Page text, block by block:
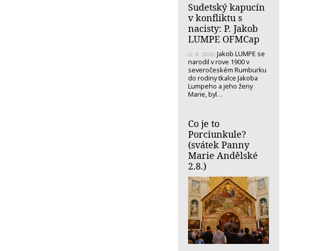
Sudetský kapucín
v konfliktu s
nacisty: P. Jakob
LUMPE OFMCap
(2. 8. 2026) Jakob LUMPE se
narodil v rove 1900 v
severočeském Rumburku
do rodiny tkalce Jakoba
Lumpeho a jeho ženy
Marie, byl…
Co je to
Porciunkule?
(svátek Panny
Marie Andělské
2.8.)